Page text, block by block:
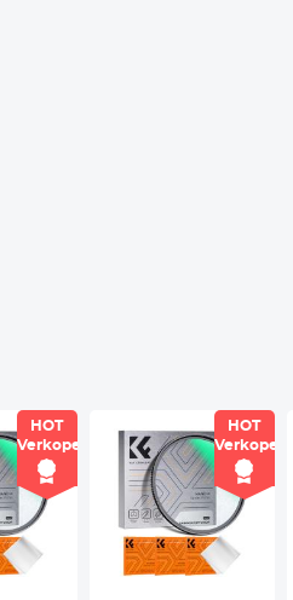
HOT
Verkoper
HOT
Verkoper